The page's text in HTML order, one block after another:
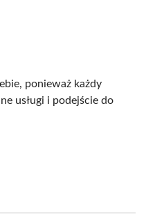
ponieważ każdy
usługi i podejście do